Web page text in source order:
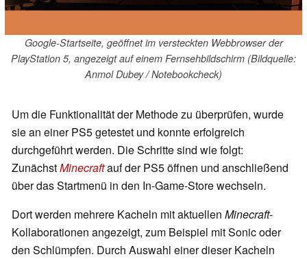
Google-Startseite, geöffnet im versteckten Webbrowser der
PlayStation 5, angezeigt auf einem Fernsehbildschirm (Bildquelle:
Anmol Dubey / Notebookcheck)
Um die Funktionalität der Methode zu überprüfen, wurde
sie an einer PS5 getestet und konnte erfolgreich
durchgeführt werden. Die Schritte sind wie folgt:
ZunächstMinecraftauf der PS5 öffnen und anschließend
über das Startmenü in den In-Game-Store wechseln.
Dort werden mehrere Kacheln mit aktuellen Minecraft-
Kollaborationen angezeigt, zum Beispiel mit Sonic oder
den Schlümpfen. Durch Auswahl einer dieser Kacheln